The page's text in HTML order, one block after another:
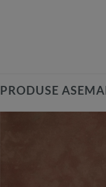
PRODUSE